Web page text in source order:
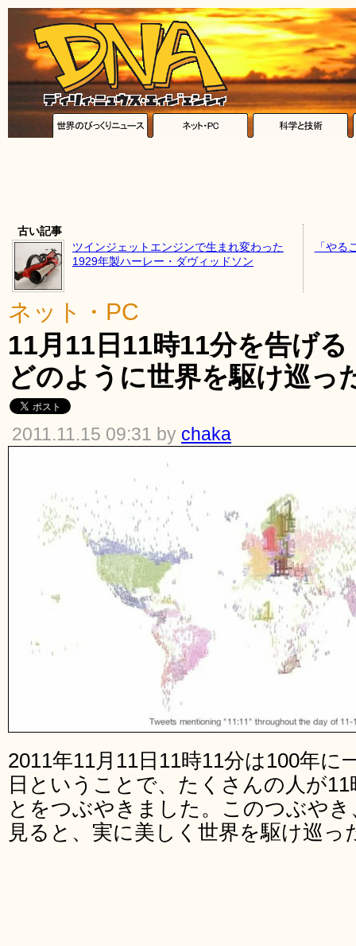
古い記事
ツインジェットエンジンで生まれ変わった
1929年製ハーレー・ダヴィッドソン
「やる
ネット・PC
11月11日11時11分を告げ
どのように世界を駆け巡っ
2011.11.15 09:31 by chaka
2011年11月11日11時11分は100年に
日ということで、たくさんの人が
とをつぶやきました。このつぶや
見ると、実に美しく世界を駆け巡